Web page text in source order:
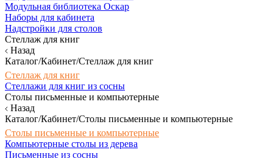
Модульная библиотека Оскар
Наборы для кабинета
Надстройки для столов
Стеллаж для книг
Назад
Каталог/Кабинет/Стеллаж для книг
Стеллаж для книг
Стеллажи для книг из сосны
Столы письменные и компьютерные
Назад
Каталог/Кабинет/Столы письменные и компьютерные
Столы письменные и компьютерные
Компьютерные столы из дерева
Письменные из сосны